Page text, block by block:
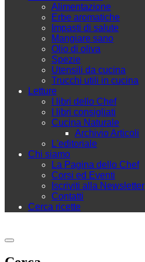
Alimentazione
Erbe aromatiche
Impasti di salute
Mangiare sano
Olio di oliva
Spezie
Utensili da cucina
Trucchi utili in cucina
Letture
I libri dello Chef
I libri consigliati
Cucina Naturale
Archivio Articoli
L'editoriale
Chi siamo
La Pagina dello Chef
Corsi ed Eventi
Iscriviti alla Newsletter
Contatti
Cerca ricette